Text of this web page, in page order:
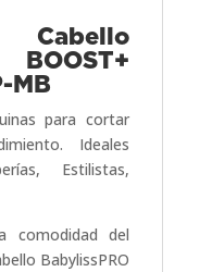
Cabello
MB
para cortar
Ideales
Estilistas,
comodidad del
BabylissPRO